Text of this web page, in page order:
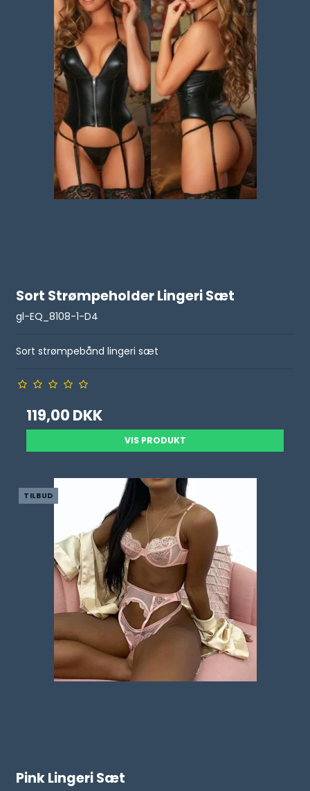
Sort Strømpeholder Lingeri Sæt
gl-EQ_8108-1-D4
Sort strømpebånd lingeri sæt
119,00 DKK
VIS PRODUKT
TILBUD
Pink Lingeri Sæt